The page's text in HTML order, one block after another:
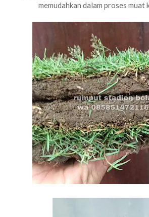
memudahkan dalam proses muat